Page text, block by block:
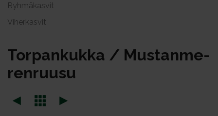
Ryhmäkasvit
Viherkasvit
Tor­pan­kuk­ka / Mus­tan­me­
ren­ruu­su